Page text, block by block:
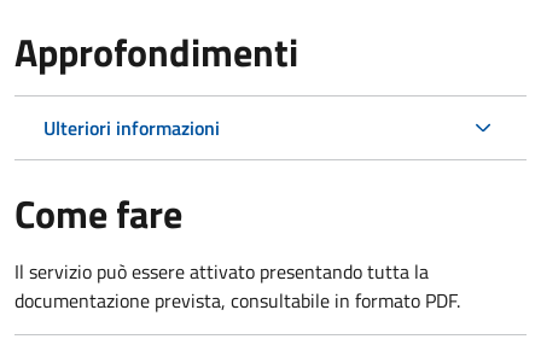
Approfondimenti
Ulteriori informazioni
Come fare
Il servizio può essere attivato presentando tutta la
documentazione prevista, consultabile in formato PDF.